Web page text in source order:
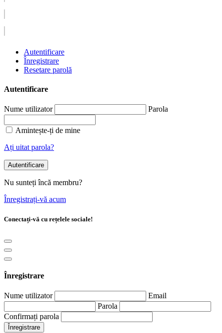
Autentificare
Înregistrare
Resetare parolă
Autentificare
Nume utilizator Parola
Amintește-ți de mine
Ați uitat parola?
Autentificare
Nu sunteți încă membru?
Înregistrați-vă acum
Conectați-vă cu rețelele sociale!
Înregistrare
Nume utilizator
Email
Parola
Confirmați parola
Înregistrare